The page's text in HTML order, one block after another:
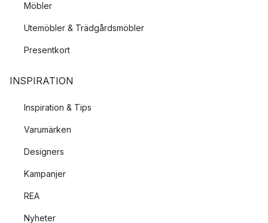
Möbler
Utemöbler & Trädgårdsmöbler
Presentkort
INSPIRATION
Inspiration & Tips
Varumärken
Designers
Kampanjer
REA
Nyheter